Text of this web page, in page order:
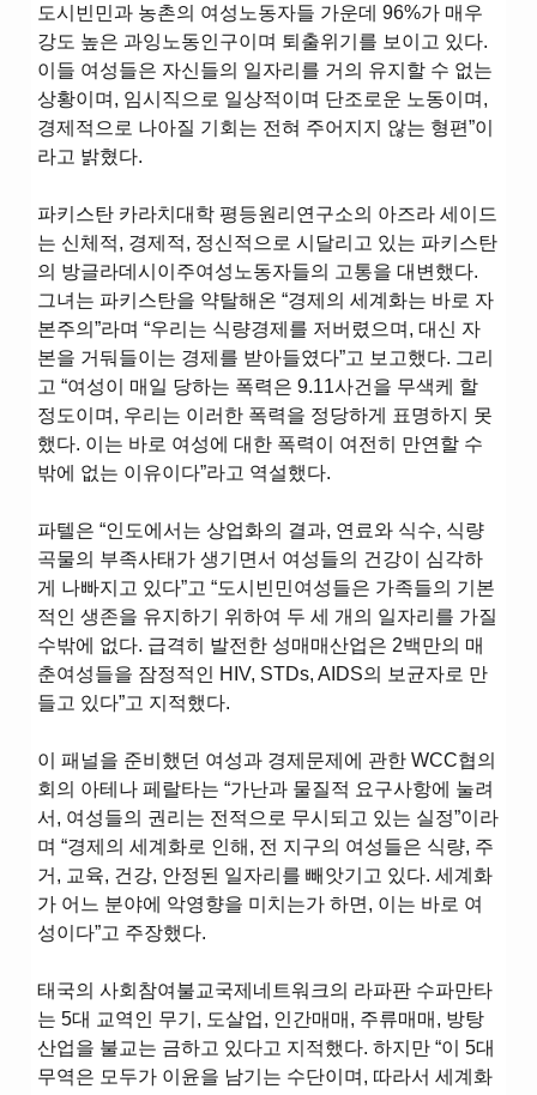
도시빈민과 농촌의 여성노동자들 가운데 96%가 매우
강도 높은 과잉노동인구이며 퇴출위기를 보이고 있다.
이들 여성들은 자신들의 일자리를 거의 유지할 수 없는
상황이며, 임시직으로 일상적이며 단조로운 노동이며,
경제적으로 나아질 기회는 전혀 주어지지 않는 형편”이
라고 밝혔다.
파키스탄 카라치대학 평등원리연구소의 아즈라 세이드
는 신체적, 경제적, 정신적으로 시달리고 있는 파키스탄
의 방글라데시이주여성노동자들의 고통을 대변했다.
그녀는 파키스탄을 약탈해온 “경제의 세계화는 바로 자
본주의”라며 “우리는 식량경제를 저버렸으며, 대신 자
본을 거둬들이는 경제를 받아들였다”고 보고했다. 그리
고 “여성이 매일 당하는 폭력은 9.11사건을 무색케 할
정도이며, 우리는 이러한 폭력을 정당하게 표명하지 못
했다. 이는 바로 여성에 대한 폭력이 여전히 만연할 수
밖에 없는 이유이다”라고 역설했다.
파텔은 “인도에서는 상업화의 결과, 연료와 식수, 식량
곡물의 부족사태가 생기면서 여성들의 건강이 심각하
게 나빠지고 있다”고 “도시빈민여성들은 가족들의 기본
적인 생존을 유지하기 위하여 두 세 개의 일자리를 가질
수밖에 없다. 급격히 발전한 성매매산업은 2백만의 매
춘여성들을 잠정적인 HIV, STDs, AIDS의 보균자로 만
들고 있다”고 지적했다.
이 패널을 준비했던 여성과 경제문제에 관한 WCC협의
회의 아테나 페랄타는 “가난과 물질적 요구사항에 눌려
서, 여성들의 권리는 전적으로 무시되고 있는 실정”이라
며 “경제의 세계화로 인해, 전 지구의 여성들은 식량, 주
거, 교육, 건강, 안정된 일자리를 빼앗기고 있다. 세계화
가 어느 분야에 악영향을 미치는가 하면, 이는 바로 여
성이다”고 주장했다.
태국의 사회참여불교국제네트워크의 라파판 수파만타
는 5대 교역인 무기, 도살업, 인간매매, 주류매매, 방탕
산업을 불교는 금하고 있다고 지적했다. 하지만 “이 5대
무역은 모두가 이윤을 남기는 수단이며, 따라서 세계화